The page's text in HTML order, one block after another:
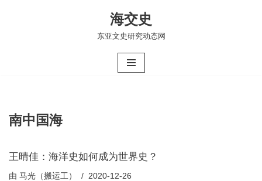
海交史
东亚文史研究动态网
南中国海
王晴佳：海洋史如何成为世界史？
由 马光（搬运工） 2020-12-26